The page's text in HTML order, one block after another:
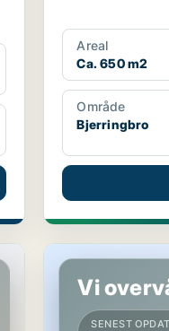
Areal
Ca. 650 m2
Område
Bjerringbro
Restaurant i Århus
Vi
SENEST